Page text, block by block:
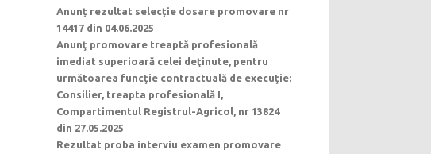
Anunț rezultat selecție dosare promovare nr
14417 din 04.06.2025
Anunţ promovare treaptă profesională
imediat superioară celei deţinute, pentru
următoarea funcţie contractuală de execuţie:
Consilier, treapta profesională I,
Compartimentul Registrul-Agricol, nr 13824
din 27.05.2025
Rezultat proba interviu examen promovare